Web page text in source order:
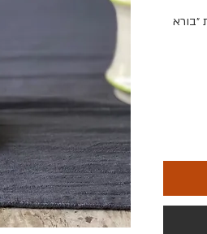
״בורא